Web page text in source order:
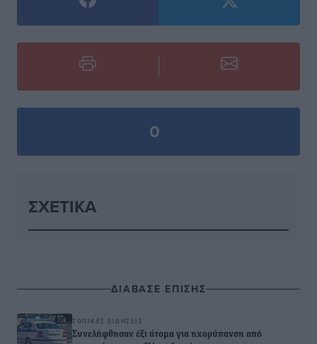
0
ΣΧΕΤΙΚΆ
ΔΙΑΒΑΣΕ ΕΠΙΣΗΣ
ΤΟΠΙΚΈΣ ΕΙΔΉΣΕΙΣ
Συνελήφθησαν έξι άτομα για ηχορύπανση από